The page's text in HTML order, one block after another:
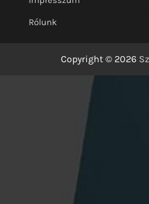
Rólunk
Copyright © 2026